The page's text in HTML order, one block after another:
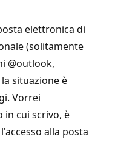
elettronica di
(solitamente
@outlook,
la situazione è
Vorrei
cui scrivo, è
alla posta